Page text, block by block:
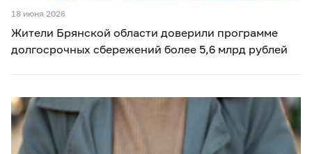
18 июня 2026
Жители Брянской области доверили программе
долгосрочных сбережений более 5,6 млрд рублей